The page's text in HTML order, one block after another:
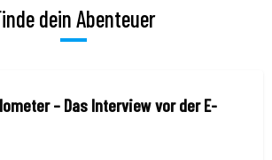
dein Abenteuer
– Das Interview vor der E-